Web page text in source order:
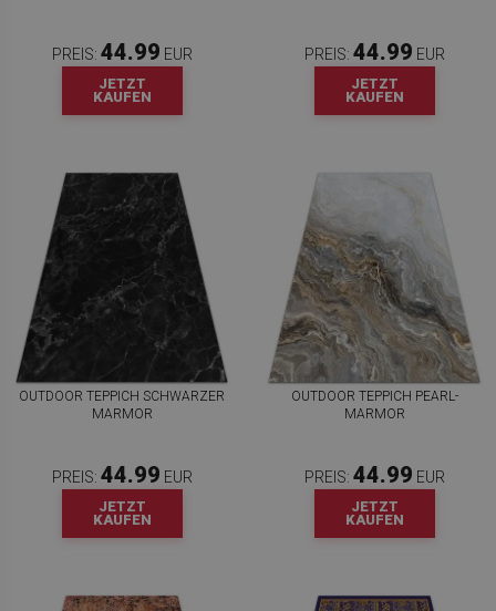
PREIS: 44.99 EUR
JETZT
KAUFEN
PREIS: 44.99 EUR
JETZT
KAUFEN
OUTDOOR TEPPICH SCHWARZER
MARMOR
PREIS: 44.99 EUR
JETZT
KAUFEN
OUTDOOR TEPPICH PEARL-
MARMOR
PREIS: 44.99 EUR
JETZT
KAUFEN